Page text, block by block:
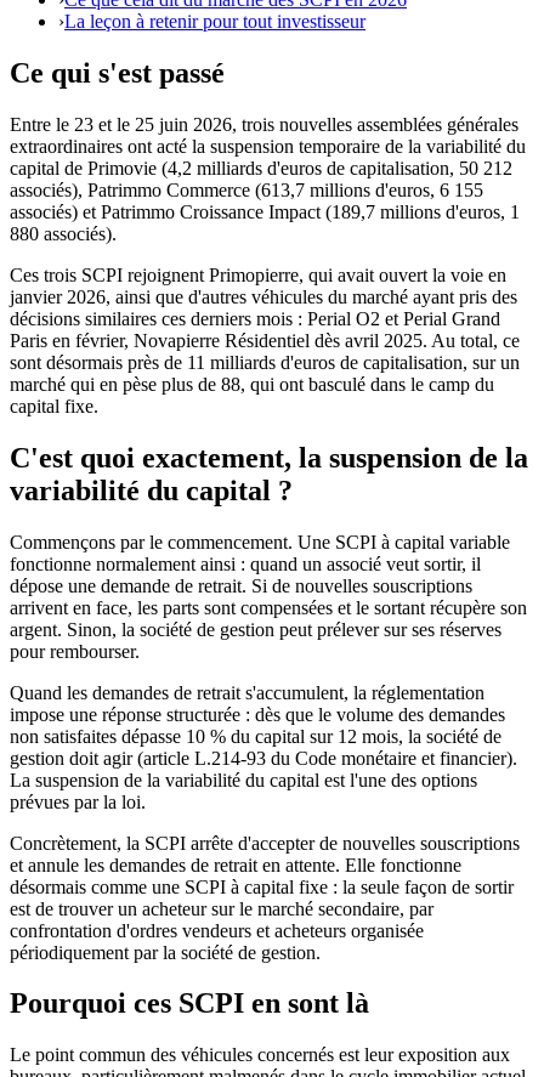
›La leçon à retenir pour tout investisseur
Ce qui s'est passé
Entre le 23 et le 25 juin 2026, trois nouvelles assemblées générales
extraordinaires ont acté la suspension temporaire de la variabilité du
capital de Primovie (4,2 milliards d'euros de capitalisation, 50 212
associés), Patrimmo Commerce (613,7 millions d'euros, 6 155
associés) et Patrimmo Croissance Impact (189,7 millions d'euros, 1
880 associés).
Ces trois SCPI rejoignent Primopierre, qui avait ouvert la voie en
janvier 2026, ainsi que d'autres véhicules du marché ayant pris des
décisions similaires ces derniers mois : Perial O2 et Perial Grand
Paris en février, Novapierre Résidentiel dès avril 2025. Au total, ce
sont désormais près de 11 milliards d'euros de capitalisation, sur un
marché qui en pèse plus de 88, qui ont basculé dans le camp du
capital fixe.
C'est quoi exactement, la suspension de la
variabilité du capital ?
Commençons par le commencement. Une SCPI à capital variable
fonctionne normalement ainsi : quand un associé veut sortir, il
dépose une demande de retrait. Si de nouvelles souscriptions
arrivent en face, les parts sont compensées et le sortant récupère son
argent. Sinon, la société de gestion peut prélever sur ses réserves
pour rembourser.
Quand les demandes de retrait s'accumulent, la réglementation
impose une réponse structurée : dès que le volume des demandes
non satisfaites dépasse 10 % du capital sur 12 mois, la société de
gestion doit agir (article L.214-93 du Code monétaire et financier).
La suspension de la variabilité du capital est l'une des options
prévues par la loi.
Concrètement, la SCPI arrête d'accepter de nouvelles souscriptions
et annule les demandes de retrait en attente. Elle fonctionne
désormais comme une SCPI à capital fixe : la seule façon de sortir
est de trouver un acheteur sur le marché secondaire, par
confrontation d'ordres vendeurs et acheteurs organisée
périodiquement par la société de gestion.
Pourquoi ces SCPI en sont là
Le point commun des véhicules concernés est leur exposition aux